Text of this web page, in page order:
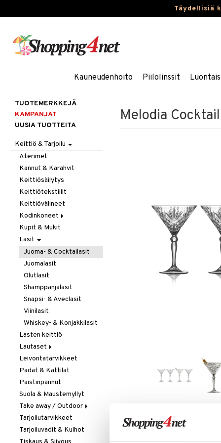
Täydellisiä
Kauneudenhoito Piilolinssit
Melodia
LISÄÄ TOIVELISTALLE
TUOTEMERKKEJÄ
KAMPANJAT
UUSIA TUOTTEITA
Keittiö & Tarjoilu
Aterimet
Kannut & Karahvit
Keittiösäilytys
Keittiötekstiilit
Keittiövälineet
Kodinkoneet
Kahvi, Tee & Espresso
Leivänpaahtimet
Mixerit &
Sähkövatkaimet
Muut koneet
Vedenkeittimet
Kupit & Mukit
Lasit
Juoma- & Cocktailasit
Juomalasit
Olutlasit
Shamppanjalasit
Snapsi- & Aveclasit
Viinilasit
Whiskey- & Konjakkilasit
Lasten keittiö
Lautaset
Asetit
Ruokalautaset
Syvät lautaset
Leivontatarvikkeet
Padat & Kattilat
Paistinpannut
Suola & Maustemyllyt
Take away / Outdoor
Eväslaatikot
Pullot
Tarjoilutarvikkeet
Tarjoiluvadit & Kulhot